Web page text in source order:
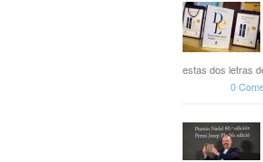
estas dos letras
0